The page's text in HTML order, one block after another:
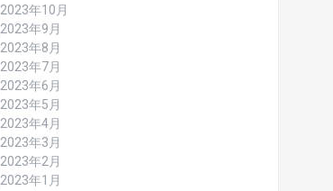
2023年10月
2023年9月
2023年8月
2023年7月
2023年6月
2023年5月
2023年4月
2023年3月
2023年2月
2023年1月